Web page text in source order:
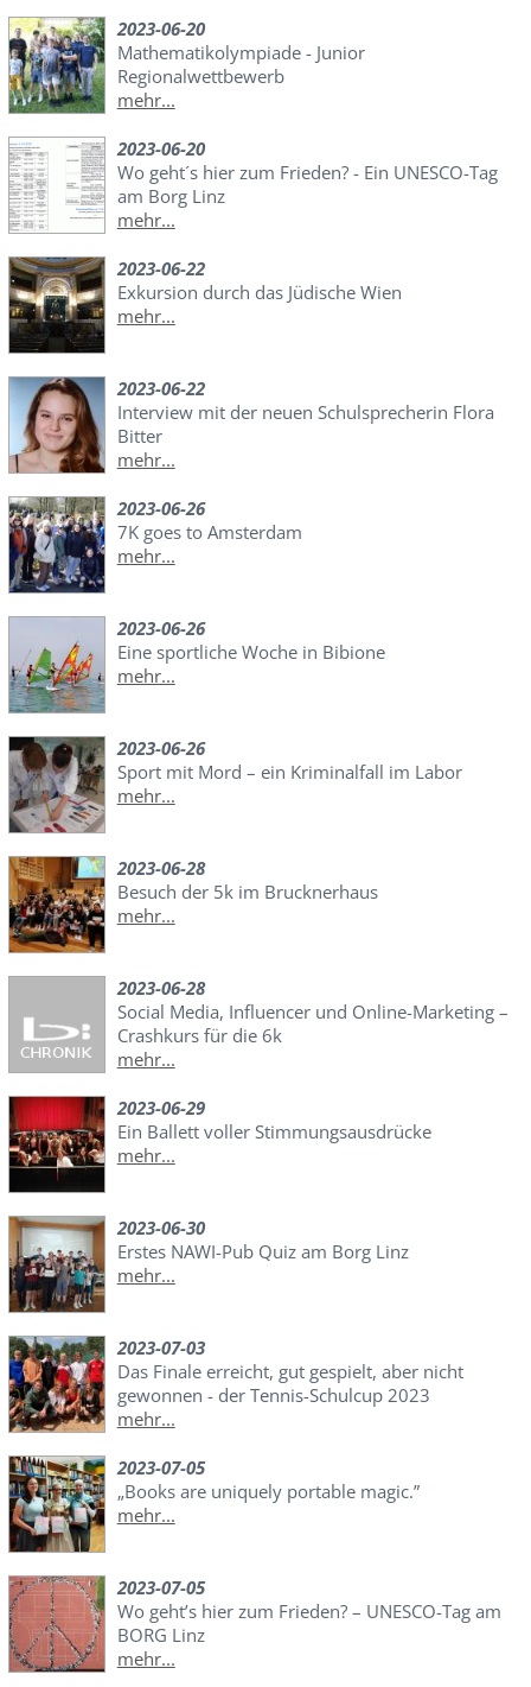
2023-06-20
Mathematikolympiade - Junior
Regionalwettbewerb
mehr...
2023-06-20
Wo geht´s hier zum Frieden? - Ein UNESCO-Tag
am Borg Linz
mehr...
2023-06-22
Exkursion durch das Jüdische Wien
mehr...
2023-06-22
Interview mit der neuen Schulsprecherin Flora
Bitter
mehr...
2023-06-26
7K goes to Amsterdam
mehr...
2023-06-26
Eine sportliche Woche in Bibione
mehr...
2023-06-26
Sport mit Mord – ein Kriminalfall im Labor
mehr...
2023-06-28
Besuch der 5k im Brucknerhaus
mehr...
2023-06-28
Social Media, Influencer und Online-Marketing –
Crashkurs für die 6k
mehr...
2023-06-29
Ein Ballett voller Stimmungsausdrücke
mehr...
2023-06-30
Erstes NAWI-Pub Quiz am Borg Linz
mehr...
2023-07-03
Das Finale erreicht, gut gespielt, aber nicht
gewonnen - der Tennis-Schulcup 2023
mehr...
2023-07-05
„Books are uniquely portable magic.”
mehr...
2023-07-05
Wo geht’s hier zum Frieden? – UNESCO-Tag am
BORG Linz
mehr...